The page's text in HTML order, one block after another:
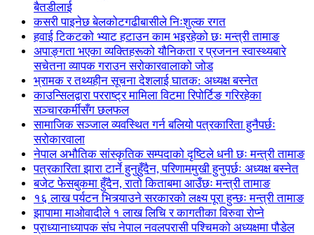
बैतडीलाई
कसरी पाइनेछ बेलकोटगढीबासीले निःशुल्क रगत
हवाई टिकटको भ्याट हटाउन काम भइरहेको छः मन्त्री तामाङ
अपाङ्गता भएका व्यक्तिहरूको यौनिकता र प्रजनन स्वास्थ्यबारे
सचेतना व्यापक गराउन सरोकारवालाको जोड
भ्रामक र तथ्यहीन सूचना देशलाई घातक: अध्यक्ष बस्नेत
काउन्सिलद्वारा परराष्ट्र मामिला विटमा रिपोर्टिङ गरिरहेका
सञ्चारकर्मीसँग छलफल
सामाजिक सञ्जाल व्यवस्थित गर्न बलियो पत्रकारिता हुनैपर्छः
सरोकारवाला
नेपाल अभौतिक सांस्कृतिक सम्पदाको दृष्टिले धनी छः मन्त्री तामाङ
पत्रकारिता झारा टार्ने हुनुहुँदैन, परिणाममुखी हुनुपर्छः अध्यक्ष बस्नेत
बजेट फेसबुकमा हुँदैन, रातो किताबमा आउँछः मन्त्री तामाङ
१६ लाख पर्यटन भित्र्याउने सरकारको लक्ष्य पूरा हुन्छः मन्त्री तामाङ
झापामा माओवादीले १ लाख लिचि र कागतीका विरुवा रोप्ने
प्राध्यानाध्यापक संघ नेपाल नवलपरासी पश्चिमको अध्यक्षमा पौडेल